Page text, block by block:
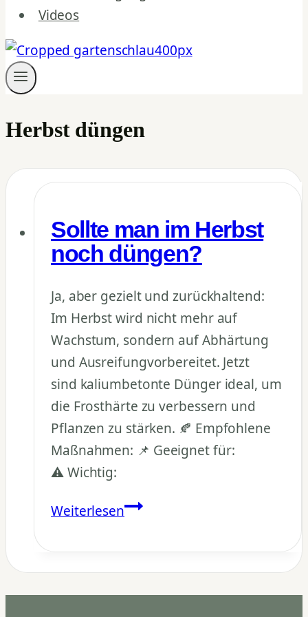
Videos
Herbst düngen
Sollte man im Herbst
noch düngen?
Ja, aber gezielt und zurückhaltend:
Im Herbst wird nicht mehr auf
Wachstum, sondern auf Abhärtung
und Ausreifungvorbereitet. Jetzt
sind kaliumbetonte Dünger ideal, um
die Frosthärte zu verbessern und
Pflanzen zu stärken. 🍂 Empfohlene
Maßnahmen: 📌 Geeignet für:
⚠️ Wichtig:
WeiterlesenSollte
im
Herbst
noch